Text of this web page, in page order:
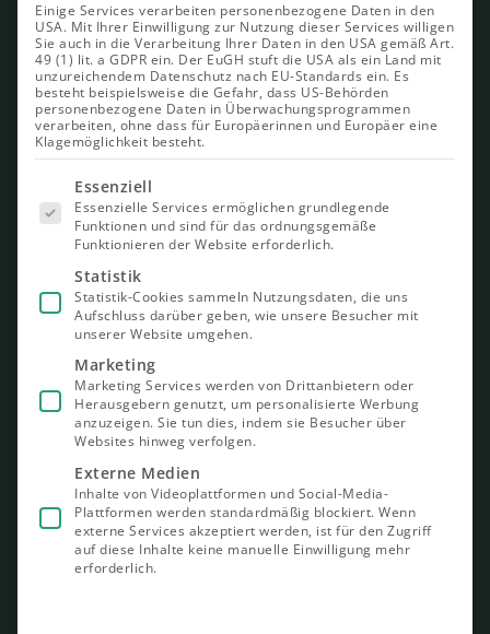
Einige Services verarbeiten personenbezogene Daten in den
USA. Mit Ihrer Einwilligung zur Nutzung dieser Services willigen
Sie auch in die Verarbeitung Ihrer Daten in den USA gemäß Art.
49 (1) lit. a GDPR ein. Der EuGH stuft die USA als ein Land mit
unzureichendem Datenschutz nach EU-Standards ein. Es
besteht beispielsweise die Gefahr, dass US-Behörden
personenbezogene Daten in Überwachungsprogrammen
verarbeiten, ohne dass für Europäerinnen und Europäer eine
Klagemöglichkeit besteht.
Es folgt
eine Liste
der Service-
Gruppen,
für die eine
Einwilligung
erteilt
werden
kann. Die
erste
Service-
Gruppe ist
essenziell
und kann
nicht
abgewählt
Essenziell
Essenzielle Services ermöglichen grundlegende
Funktionen und sind für das ordnungsgemäße
Funktionieren der Website erforderlich.
Statistik
Statistik-Cookies sammeln Nutzungsdaten, die uns
Aufschluss darüber geben, wie unsere Besucher mit
unserer Website umgehen.
Marketing
Marketing Services werden von Drittanbietern oder
Herausgebern genutzt, um personalisierte Werbung
anzuzeigen. Sie tun dies, indem sie Besucher über
Websites hinweg verfolgen.
Externe Medien
Inhalte von Videoplattformen und Social-Media-
Plattformen werden standardmäßig blockiert. Wenn
externe Services akzeptiert werden, ist für den Zugriff
auf diese Inhalte keine manuelle Einwilligung mehr
erforderlich.